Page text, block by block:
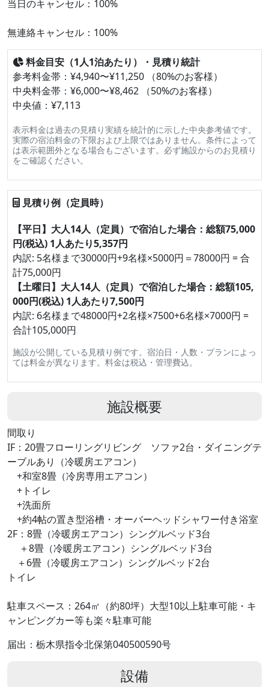
当日のキャンセル：100%
無連絡キャンセル：100%
料金目安（1人1泊あたり）・見積り統計
参考料金帯：¥4,940〜¥11,250 （80%のお客様）
中央料金帯：¥6,000〜¥8,462 （50%のお客様）
中央値：¥7,113
表示料金は過去の見積り実績を統計的に示した中央参考値です。
実際の宿泊料金の下限および上限ではありません。条件によって
は表示範囲外となる場合もございます。必ず施設からのお見積り
をご確認ください。
見積り例（定員時）
【平日】大人14人（定員）で宿泊した場合：総額75,000
円(税込) 1人あたり5,357円
内訳: 5名様まで30000円+9名様×5000円＝78000円 = 合
計75,000円
【土曜日】大人14人（定員）で宿泊した場合：総額105,
000円(税込) 1人あたり7,500円
内訳: 6名様まで48000円+2名様×7500+6名様×7000円 =
合計105,000円
施設が公開している見積り例です。宿泊日・人数・プランによっ
ては料金が異なります。料金は税込・管理費込。
施設概要
間取り
IF：20畳フローリングリビング ソファ2台・ダイニングテ
ーブルあり（冷暖房エアコン）
+和室8畳（冷房専用エアコン）
+トイレ
+洗面所
+約4帖の置き型浴槽・オーバーヘッドシャワー付き浴室
2F：8畳（冷暖房エアコン）シングルベッド3台
＋8畳（冷暖房エアコン）シングルベッド3台
＋6畳（冷暖房エアコン）シングルベッド2台
トイレ
駐車スペース：264㎡（約80坪）大型10以上駐車可能・キ
ャンピングカー等も楽々駐車可能
届出：栃木県指令北保第040500590号
設備